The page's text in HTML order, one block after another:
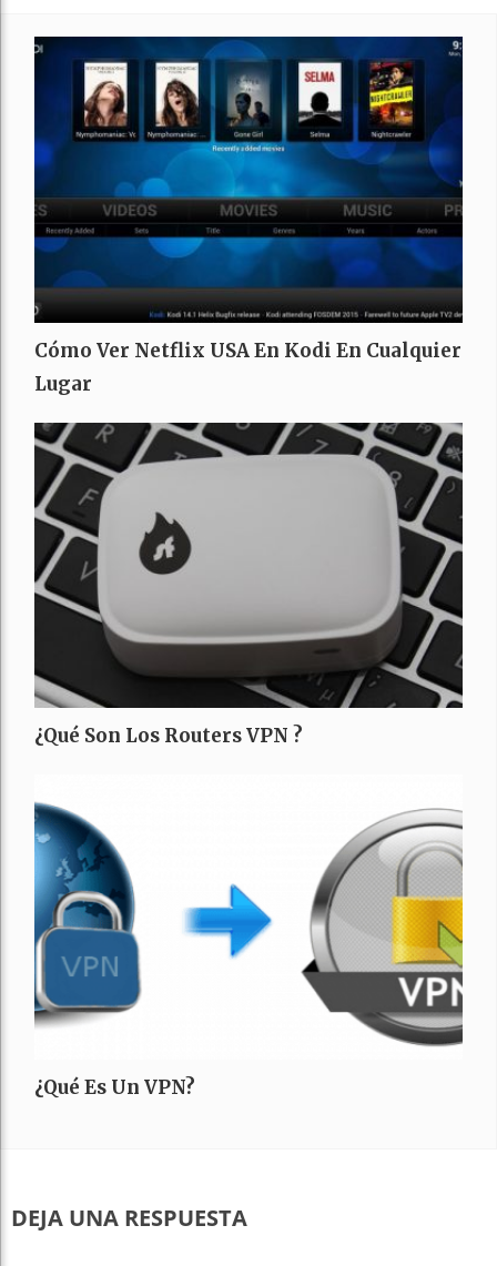
Cómo Ver Netflix USA En Kodi En Cualquier
Lugar
¿Qué Son Los Routers VPN ?
¿Qué Es Un VPN?
DEJA UNA RESPUESTA